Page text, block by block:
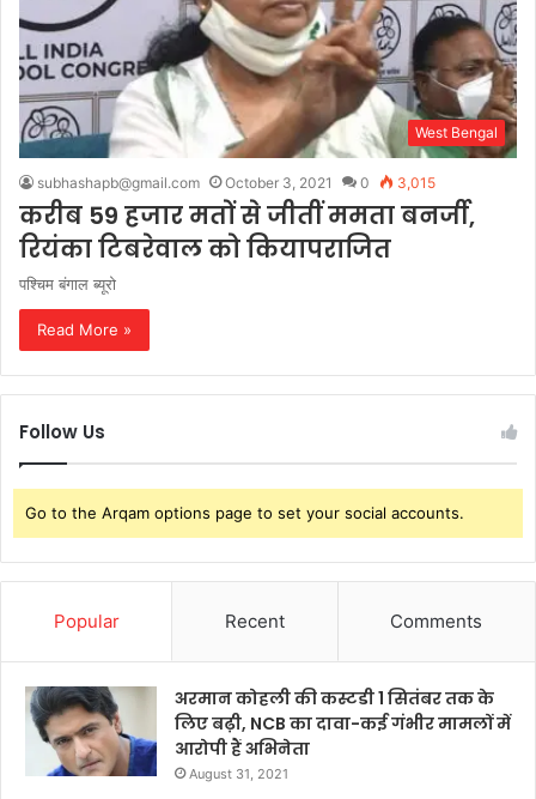
West Bengal
subhashapb@gmail.com October 3, 2021 0 3,015
करीब 59 हजार मतों से जीतीं ममता बनर्जी,
रियंका टिबरेवाल को कियापराजित
पश्चिम बंगाल ब्यूरो
Read More »
Follow Us
Go to the Arqam options page to set your social accounts.
Popular Recent Comments
अरमान कोहली की कस्टडी 1 सितंबर तक के
लिए बढ़ी, NCB का दावा-कई गंभीर मामलों में
आरोपी हैं अभिनेता
August 31, 2021